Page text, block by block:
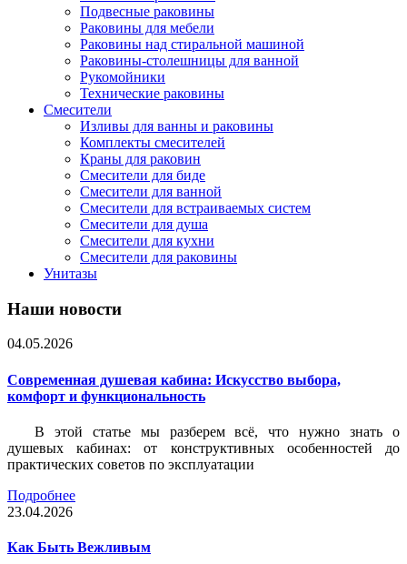
Подвесные раковины
Раковины для мебели
Раковины над стиральной машиной
Раковины-столешницы для ванной
Рукомойники
Технические раковины
Смесители
Изливы для ванны и раковины
Комплекты смесителей
Краны для раковин
Смесители для биде
Смесители для ванной
Смесители для встраиваемых систем
Смесители для душа
Смесители для кухни
Смесители для раковины
Унитазы
Наши новости
04.05.2026
Современная душевая кабина: Искусство выбора,
комфорт и функциональность
В этой статье мы разберем всё, что нужно знать о
душевых кабинах: от конструктивных особенностей до
практических советов по эксплуатации
Подробнее
23.04.2026
Как Быть Вежливым